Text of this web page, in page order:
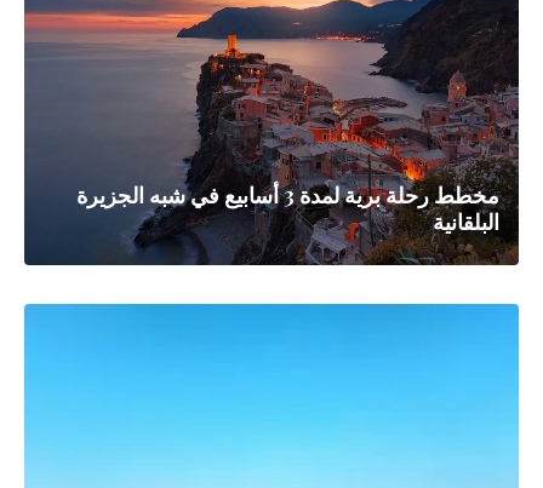
مخطط رحلة برية لمدة 3 أسابيع في شبه الجزيرة
البلقانية